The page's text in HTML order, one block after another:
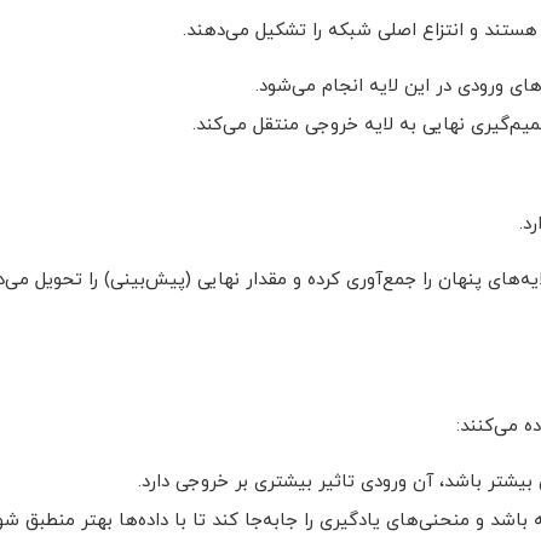
هستند و انتزاع اصلی شبکه را تشکیل می‌دهند.
ورودی در این لایه انجام می‌شود.
نهایی به لایه خروجی منتقل می‌کند.
پنهان را جمع‌آوری کرده و مقدار نهایی (پیش‌بینی) را تحویل
می‌کنند:
باشد، آن ورودی تاثیر بیشتری بر خروجی دارد.
و منحنی‌های یادگیری را جابه‌جا کند تا با داده‌ها بهتر منطبق